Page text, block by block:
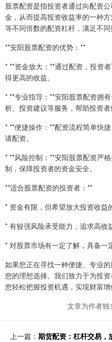
股票配资是指投资者通过向配资
金，从而提高投资收益率的一种
等不同倍数的配资杠杆，满足不同
**安阳股票配资的优势：**
* **资金放大：**通过配资，投资
得更高的收益。
* **专业指导：**安阳股票配资拥
析、投资建议等服务，帮助投资者
* **便捷操作：**配资流程简单快
请配资。
* **风险控制：**安阳股票配资严
制，保障投资者的资金安全。
**适合股票配资的投资者：**
* 资金有限，但希望放大投资收益
* 有较强风险承受能力，追求高收
* 对股票市场有一定了解，具备一
如果您正在寻找一种便捷、专业
您的理想选择。我们致力于为投
您轻松把握投资机遇，实现财富增
文章为作者独
上一篇： 期货配资：杠杆交易，